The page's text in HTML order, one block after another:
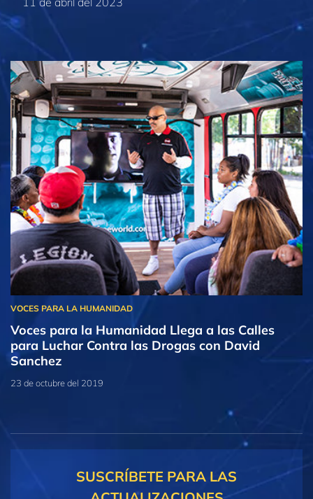
Voces para la Humanidad Llega a las Calles
para Luchar Contra las Drogas con David
Sanchez
23 de octubre del 2019
SUSCRÍBETE PARA LAS